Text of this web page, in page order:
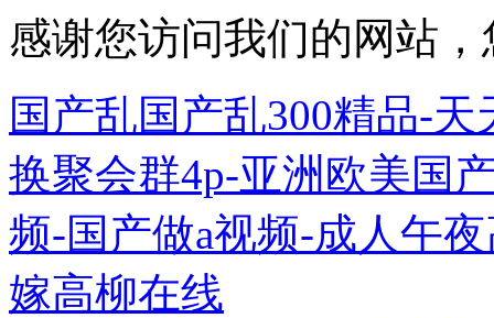
感谢您访问我们的网站
国产乱国产乱300精品-
换聚会群4p-亚洲欧美国
频-国产做a视频-成人午
嫁高柳在线